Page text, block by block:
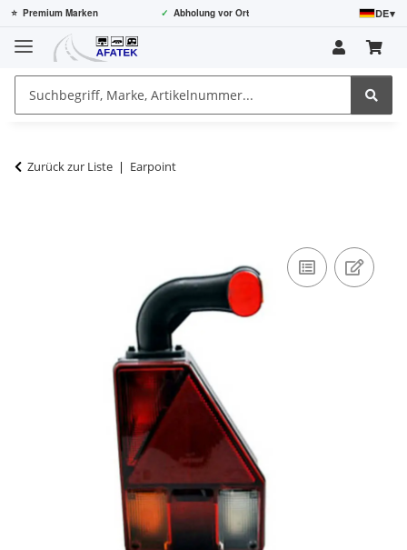
⭐ Premium Marken ✓ Abholung vor Ort DE▾
Zurück zur Liste Earpoint